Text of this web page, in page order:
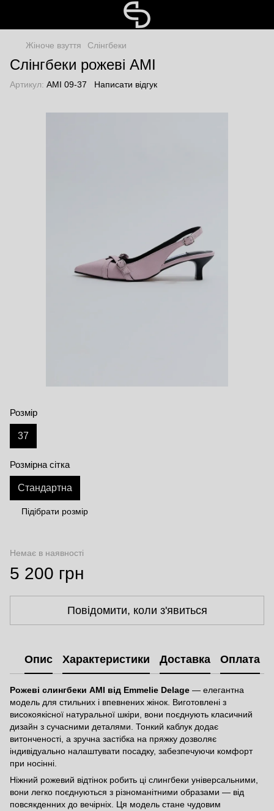
Жіноче взуття Слінгбеки
Слінгбеки рожеві AMI
Артикул: AMI 09-37 Написати відгук
Розмір
37
Розмірна сітка
Стандартна
Підібрати розмір
Немає в наявності
5 200 грн
Повідомити, коли з'явиться
Опис Характеристики Доставка Оплата
Рожеві слингбеки AMI від Emmelie Delage — елегантна
модель для стильних і впевнених жінок. Виготовлені з
високоякісної натуральної шкіри, вони поєднують класичний
дизайн з сучасними деталями. Тонкий каблук додає
витонченості, а зручна застібка на пряжку дозволяє
індивідуально налаштувати посадку, забезпечуючи комфорт
при носінні.
Ніжний рожевий відтінок робить ці слингбеки універсальними,
вони легко поєднуються з різноманітними образами — від
повсякденних до вечірніх. Ця модель стане чудовим